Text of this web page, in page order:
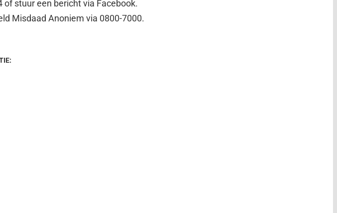
stuur een bericht via Facebook.
Misdaad Anoniem via 0800-7000.